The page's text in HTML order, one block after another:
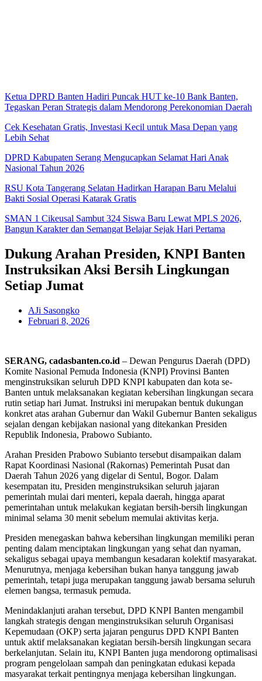
Ketua DPRD Banten Hadiri Puncak HUT ke-10 Bank Banten,
Tegaskan Peran Strategis dalam Mendorong Perekonomian Daerah
Cek Kesehatan Gratis, Investasi Kecil untuk Masa Depan yang
Lebih Sehat
DPRD Kabupaten Serang Mengucapkan Selamat Hari Anak
Nasional Tahun 2026
RSU Kota Tangerang Selatan Hadirkan Harapan Baru Melalui
Bakti Sosial Operasi Katarak Gratis
SMAN 1 Cikeusal Sambut 324 Siswa Baru Lewat MPLS 2026,
Bangun Karakter dan Semangat Belajar Sejak Hari Pertama
Dukung Arahan Presiden, KNPI Banten
Instruksikan Aksi Bersih Lingkungan
Setiap Jumat
AJi Sasongko
Februari 8, 2026
SERANG, cadasbanten.co.id – Dewan Pengurus Daerah (DPD)
Komite Nasional Pemuda Indonesia (KNPI) Provinsi Banten
menginstruksikan seluruh DPD KNPI kabupaten dan kota se-
Banten untuk melaksanakan kegiatan kebersihan lingkungan secara
rutin setiap hari Jumat. Instruksi ini merupakan bentuk dukungan
konkret atas arahan Gubernur dan Wakil Gubernur Banten sekaligus
sejalan dengan kebijakan nasional yang ditekankan Presiden
Republik Indonesia, Prabowo Subianto.
Arahan Presiden Prabowo Subianto tersebut disampaikan dalam
Rapat Koordinasi Nasional (Rakornas) Pemerintah Pusat dan
Daerah Tahun 2026 yang digelar di Sentul, Bogor. Dalam
kesempatan itu, Presiden menginstruksikan seluruh jajaran
pemerintah mulai dari menteri, kepala daerah, hingga aparat
pemerintahan untuk melakukan kegiatan bersih-bersih lingkungan
minimal selama 30 menit sebelum memulai aktivitas kerja.
Presiden menegaskan bahwa kebersihan lingkungan memiliki peran
penting dalam menciptakan lingkungan yang sehat dan nyaman,
sekaligus sebagai upaya membangun kesadaran kolektif masyarakat.
Menurutnya, menjaga kebersihan bukan hanya tanggung jawab
pemerintah, tetapi juga merupakan tanggung jawab bersama seluruh
elemen bangsa, termasuk pemuda.
Menindaklanjuti arahan tersebut, DPD KNPI Banten mengambil
langkah strategis dengan menginstruksikan seluruh Organisasi
Kepemudaan (OKP) serta jajaran pengurus DPD KNPI Banten
untuk aktif melaksanakan kegiatan bersih-bersih lingkungan secara
berkelanjutan. Selain itu, KNPI Banten juga mendorong optimalisasi
program pengelolaan sampah dan peningkatan edukasi kepada
masyarakat terkait pentingnya menjaga kebersihan lingkungan.